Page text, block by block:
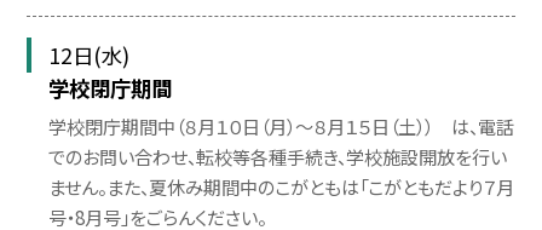
12日(水)
学校閉庁期間
学校閉庁期間中（８月１０日（月）〜８月１５日（土）） は、電話
でのお問い合わせ、転校等各種手続き、学校施設開放を行い
ません。また、夏休み期間中のこがともは「こがともだより７月
号・8月号」をごらんください。